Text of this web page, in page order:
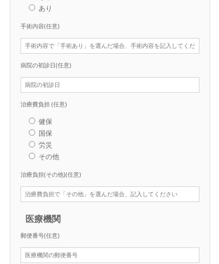
あり
手術内容(任意)
病院の初診日(任意)
治療費負担 (任意)
健保
国保
労災
その他
治療負担(その他)(任意)
医療機関
郵便番号(任意)